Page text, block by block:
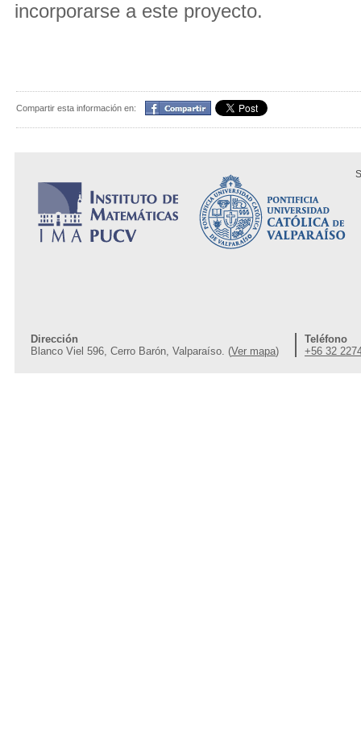
incorporarse a este proyecto.
Compartir esta información en: Compartir
Dirección
Blanco Viel 596, Cerro Barón, Valparaíso. (Ver mapa)
Teléfono
+56 32